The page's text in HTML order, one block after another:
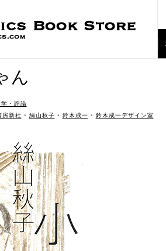
ん
学・評論 ˑ
房新社 • 絲山秋子 • 鈴木成一 • 鈴木成一デザイン室